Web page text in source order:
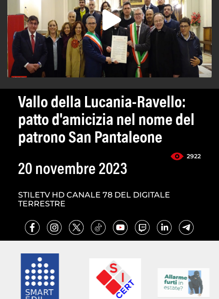
Vallo della Lucania-Ravello:
patto d'amicizia nel nome del
patrono San Pantaleone
2922
20 novembre 2023
STILETV HD CANALE 78 DEL DIGITALE
TERRESTRE